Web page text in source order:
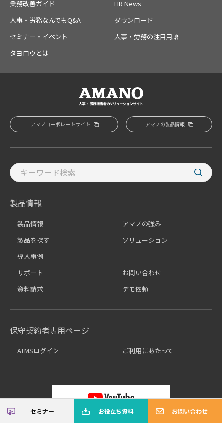
セミナー お役立ち資料 お問い合わせ
業務改善ガイド
HR News
人事・労務なんでもQ&A
ダウンロード
セミナー・イベント
人事・労務の注目用語
タヨロウとは
アマノコーポレートサイト アマノの製品情報
製品情報
製品情報
アマノの強み
製品を探す
ソリューション
導入事例
サポート
お問い合わせ
資料請求
デモ依頼
保守契約者専用ページ
ATMSログイン ご利用にあたって